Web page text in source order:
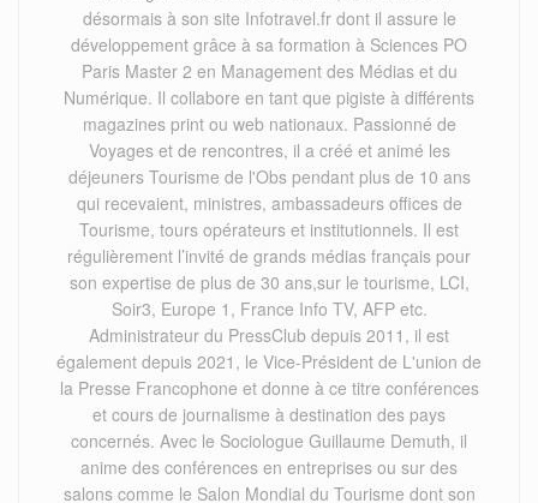
désormais à son site Infotravel.fr dont il assure le
développement grâce à sa formation à Sciences PO
Paris Master 2 en Management des Médias et du
Numérique. Il collabore en tant que pigiste à différents
magazines print ou web nationaux. Passionné de
Voyages et de rencontres, il a créé et animé les
déjeuners Tourisme de l'Obs pendant plus de 10 ans
qui recevaient, ministres, ambassadeurs offices de
Tourisme, tours opérateurs et institutionnels. Il est
régulièrement l’invité de grands médias français pour
son expertise de plus de 30 ans,sur le tourisme, LCI,
Soir3, Europe 1, France Info TV, AFP etc.
Administrateur du PressClub depuis 2011, il est
également depuis 2021, le Vice-Président de L'union de
la Presse Francophone et donne à ce titre conférences
et cours de journalisme à destination des pays
concernés. Avec le Sociologue Guillaume Demuth, il
anime des conférences en entreprises ou sur des
salons comme le Salon Mondial du Tourisme dont son